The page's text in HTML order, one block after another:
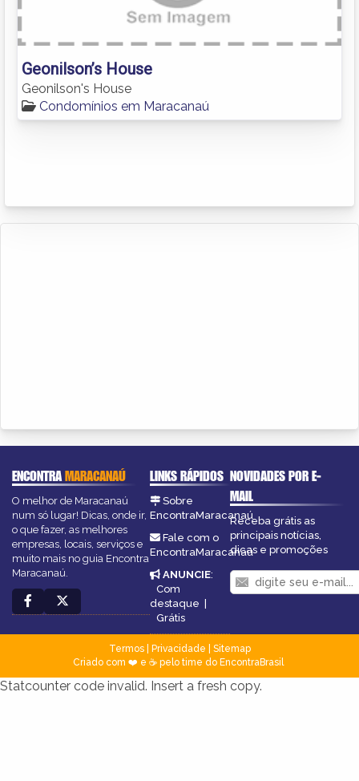
Geonilson’s House
Geonilson's House
Condomínios em Maracanaú
ENCONTRAMARACANAÚ
O melhor de Maracanaú
num só lugar! Dicas, onde ir,
o que fazer, as melhores
empresas, locais, serviços e
muito mais no guia Encontra
Maracanaú.
LINKS RÁPIDOS
Sobre
EncontraMaracanaú
Fale com o
EncontraMaracanaú
ANUNCIE:
Com
destaque |
Grátis
NOVIDADES POR E-
MAIL
Receba grátis as
principais notícias,
dicas e promoções
Termos| Privacidade
Sitemap
Criado com ❤️ e ☕ pelo time do EncontraBrasil
Statcounter code invalid. Insert a fresh copy.